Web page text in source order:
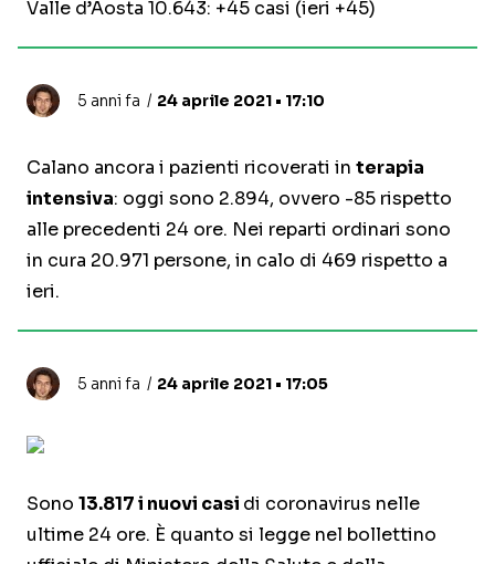
Valle d’Aosta 10.643: +45 casi (ieri +45)
5 anni fa 24 aprile 2021 • 17:10
Calano ancora i pazienti ricoverati in terapia
intensiva: oggi sono 2.894, ovvero -85 rispetto
alle precedenti 24 ore. Nei reparti ordinari sono
in cura 20.971 persone, in calo di 469 rispetto a
ieri.
5 anni fa 24 aprile 2021 • 17:05
Sono 13.817 i nuovi casi di coronavirus nelle
ultime 24 ore. È quanto si legge nel bollettino